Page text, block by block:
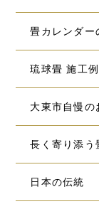
畳カレンダー
琉球畳 施工
大東市自慢の
長く寄り添う
日本の伝統